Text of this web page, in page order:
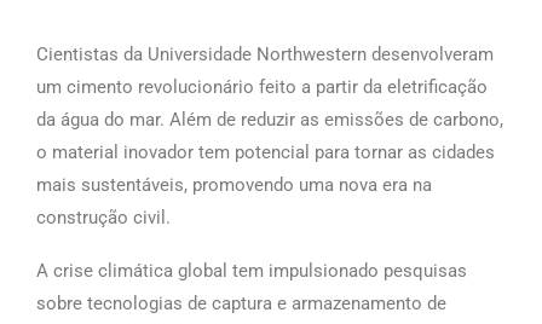
Cientistas da Universidade Northwestern desenvolveram
um cimento revolucionário feito a partir da eletrificação
da água do mar. Além de reduzir as emissões de carbono,
o material inovador tem potencial para tornar as cidades
mais sustentáveis, promovendo uma nova era na
construção civil.
A crise climática global tem impulsionado pesquisas
sobre tecnologias de captura e armazenamento de